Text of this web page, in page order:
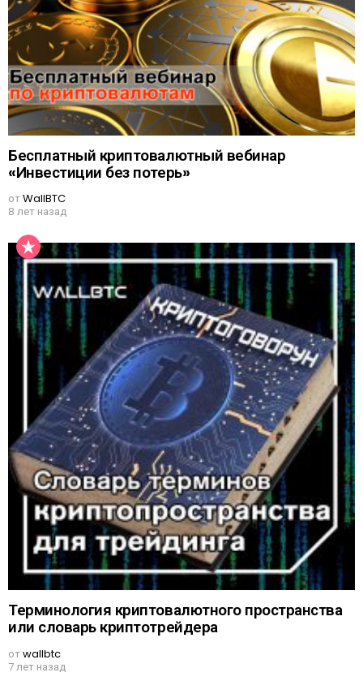
Бесплатный криптовалютный вебинар
«Инвестиции без потерь»
отWallBTC
8 лет назад
Терминология криптовалютного пространства
или словарь криптотрейдера
отwallbtc
7 лет назад